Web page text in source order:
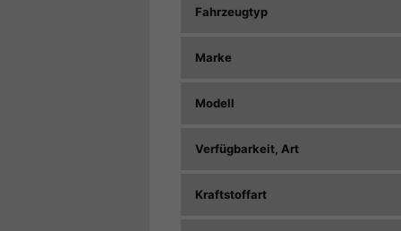
Fahrzeugtyp
Marke
Modell
Verfügbarkeit, Art
Kraftstoffart